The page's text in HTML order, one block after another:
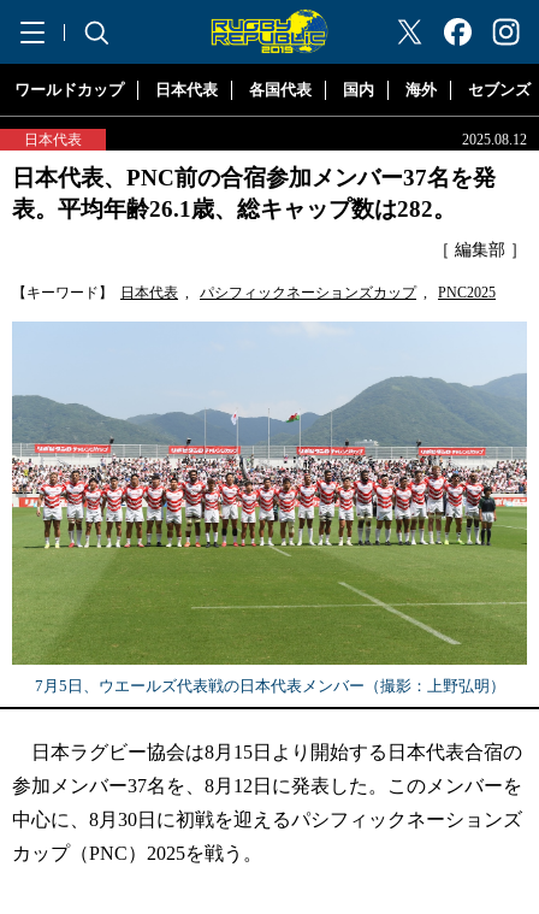
"ラグビーリパブリック"
ワールドカップ 日本代表 各国代表 国内 海外 セブンズ
日本代表 2025.08.12
日本代表、PNC前の合宿参加メンバー37名を発
表。平均年齢26.1歳、総キャップ数は282。
［ 編集部 ］
【キーワード】 日本代表 , パシフィックネーションズカップ , PNC2025
7月5日、ウエールズ代表戦の日本代表メンバー（撮影：上野弘明）
日本ラグビー協会は8月15日より開始する日本代表合宿の
参加メンバー37名を、8月12日に発表した。このメンバーを
中心に、8月30日に初戦を迎えるパシフィックネーションズ
カップ（PNC）2025を戦う。